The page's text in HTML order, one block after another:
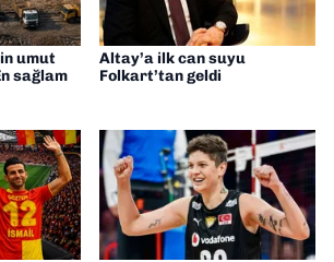
umut
sağlam
Altay’a ilk can suyu
Folkart’tan geldi